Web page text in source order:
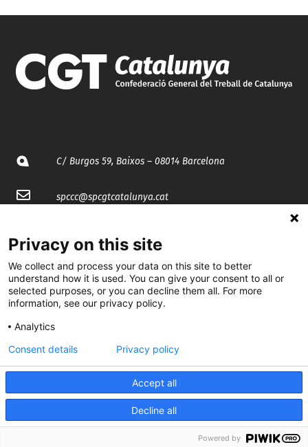
C/ Burgos 59, Baixos – 08014 Barcelona
spccc@spcgtcatalunya.cat
@CGTCatalunya
cgtcatalunya
CGTCatalunya
cgtcatalunya
Desenvolupat per
Privacy on this site
We collect and process your data on this site to better
understand how it is used. You can give your consent to all or
selected purposes, or you can decline them all. For more
information, see our privacy policy.
Analytics
Accept all
Decline all
Consent details Privacy policy
Powered by